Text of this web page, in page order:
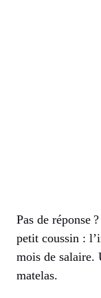
Pas de réponse
petit coussin :
mois de salaire.
matelas.